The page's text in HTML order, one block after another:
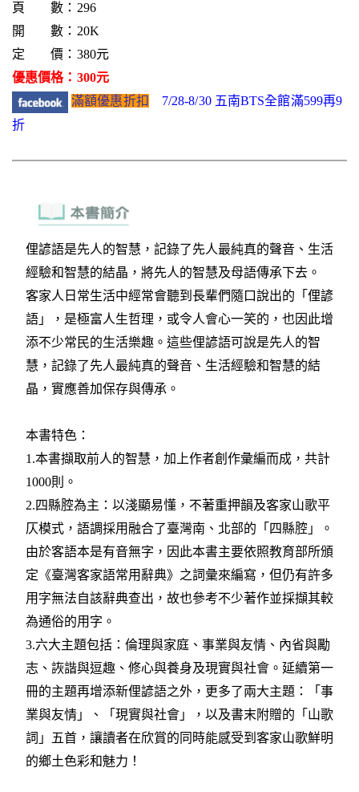
頁 數：296
開 數：20K
定 價：380元
優惠價格：300元
滿額優惠折扣
7/28-8/30 五南BTS全館滿599再9
折